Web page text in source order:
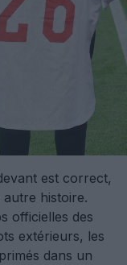
est correct,
histoire.
officielles des
extérieurs, les
dans un